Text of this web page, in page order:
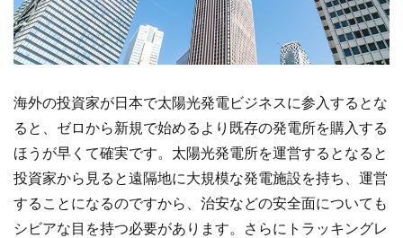
海外の投資家が日本で太陽光発電ビジネスに参入するとな
ると、ゼロから新規で始めるより既存の発電所を購入する
ほうが早くて確実です。太陽光発電所を運営するとなると
投資家から見ると遠隔地に大規模な発電施設を持ち、運営
することになるのですから、治安などの安全面についても
シビアな目を持つ必要があります。さらにトラッキングレ